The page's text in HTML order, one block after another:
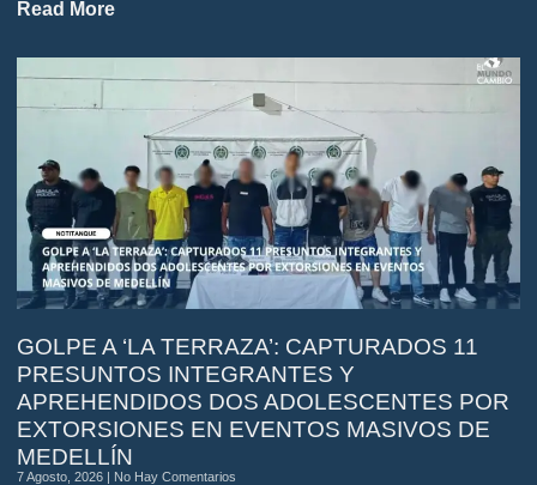
Read More
GOLPE A ‘LA TERRAZA’: CAPTURADOS 11
PRESUNTOS INTEGRANTES Y
APREHENDIDOS DOS ADOLESCENTES POR
EXTORSIONES EN EVENTOS MASIVOS DE
MEDELLÍN
7 Agosto, 2026 No Hay Comentarios